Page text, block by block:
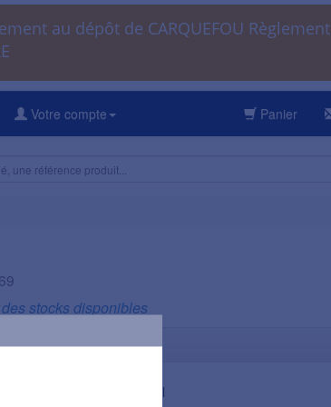
au dépôt de CARQUEFOU Règlement
Votre compte Panier
stocks disponibles
25,00 cl